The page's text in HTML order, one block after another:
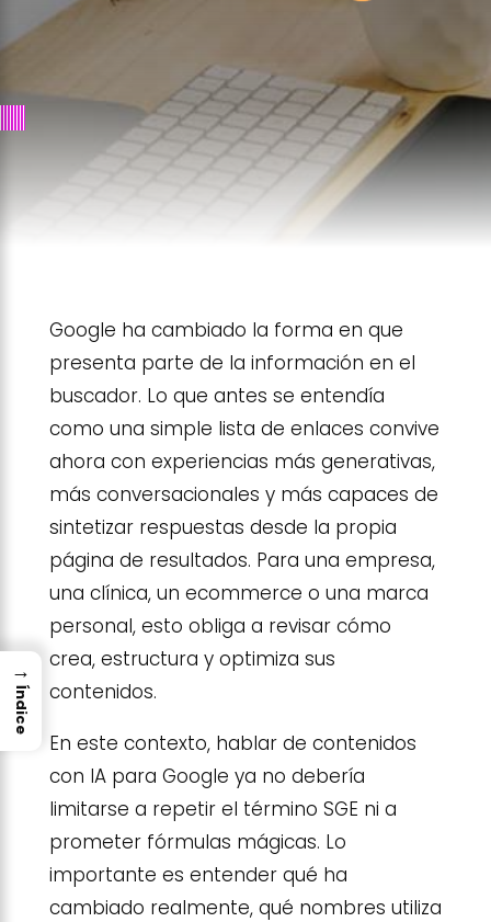
Google ha cambiado la forma en que
presenta parte de la información en el
buscador. Lo que antes se entendía
como una simple lista de enlaces convive
ahora con experiencias más generativas,
más conversacionales y más capaces de
sintetizar respuestas desde la propia
página de resultados. Para una empresa,
una clínica, un ecommerce o una marca
personal, esto obliga a revisar cómo
crea, estructura y optimiza sus
contenidos.
En este contexto, hablar de contenidos
con IA para Google ya no debería
limitarse a repetir el término SGE ni a
prometer fórmulas mágicas. Lo
importante es entender qué ha
cambiado realmente, qué nombres utiliza
→
Índice